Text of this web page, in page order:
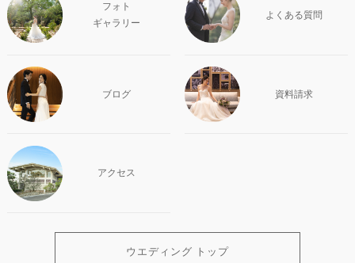
フォト
ギャラリー
よくある質問
ブログ 資料請求
アクセス
ウエディング トップ